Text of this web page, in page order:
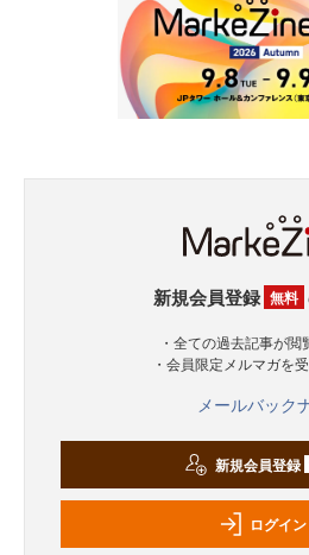
新規会員登録 無料
・全ての過去記事が閲
・会員限定メルマガを
メールバック
新規会員登録
ログイン